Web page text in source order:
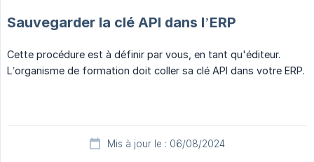
Sauvegarder la clé API dans l’ERP
Cette procédure est à définir par vous, en tant qu'éditeur.
L’organisme de formation doit coller sa clé API dans votre ERP.
Mis à jour le : 06/08/2024